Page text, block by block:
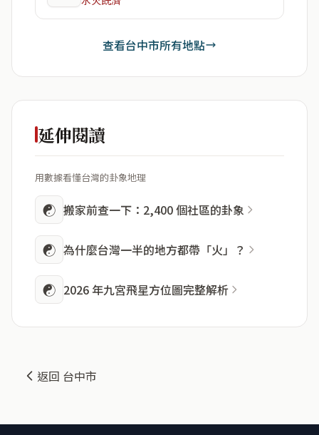
查看台中市所有地點
延伸閱讀
用數據看懂台灣的卦象地理
☯ 搬家前查一下：2,400 個社區的卦象
☯ 為什麼台灣一半的地方都帶「火」？
☯ 2026 年九宮飛星方位圖完整解析
返回 台中市